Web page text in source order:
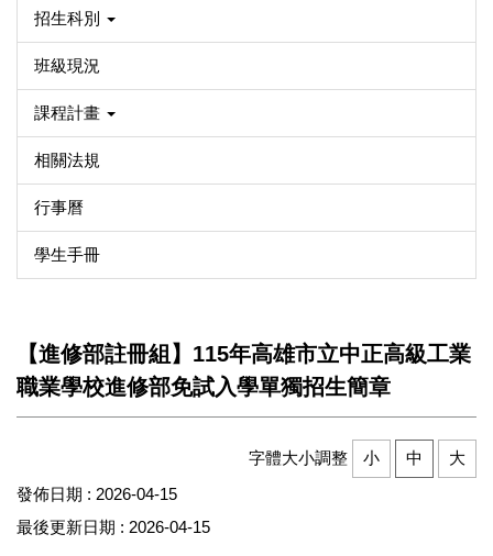
招生科別
班級現況
課程計畫
相關法規
行事曆
學生手冊
【進修部註冊組】115年高雄市立中正高級工業
職業學校進修部免試入學單獨招生簡章
字體大小調整 小 中
大
發佈日期 : 2026-04-15
最後更新日期 : 2026-04-15